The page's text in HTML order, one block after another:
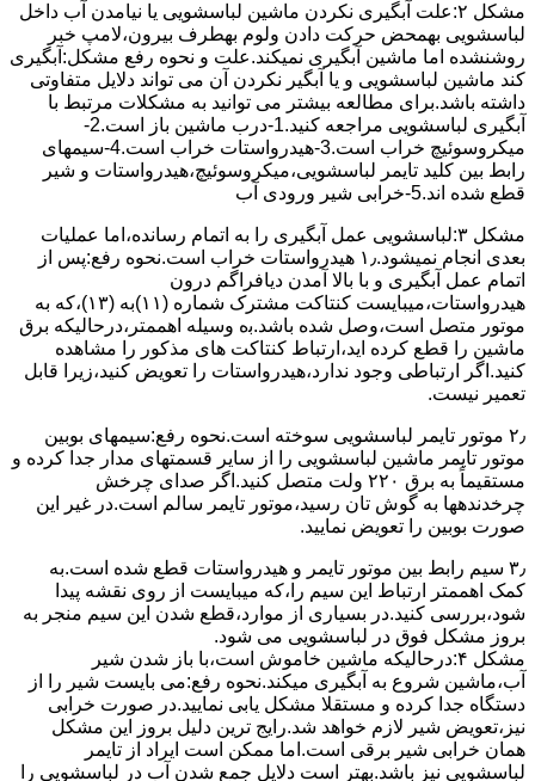
مشکل ۲:علت آبگیری نکردن ماشین لباسشویی یا نیامدن آب داخل
لباسشویی بهمحض ﺣﺮﮐﺖ دادن وﻟﻮم بهطرف ﺑﯿﺮون،ﻻﻣﭗ ﺧﺒﺮ
روشنشده اﻣﺎ ﻣﺎﺷﯿﻦ آﺑﮕﯿﺮی نمیکند.ﻋﻠﺖ و نحوه رﻓﻊ مشکل:آبگیری
کند ماشین لباسشویی و یا آبگیر نکردن آن می تواند دلایل متفاوتی
داشته باشد.برای مطالعه بیشتر می توانید به مشکلات مرتبط با
آبگیری لباسشویی مراجعه کنید.1-درب ﻣﺎﺷﯿﻦ ﺑﺎز اﺳﺖ.2-
ﻣﯿﮑﺮوﺳﻮﺋﯿﭻ ﺧﺮاب اﺳﺖ.3-ﻫﯿﺪرواﺳﺘﺎت ﺧﺮاب اﺳﺖ.4-سیمهای
راﺑﻂ ﺑﯿﻦ ﮐﻠﯿﺪ ﺗﺎﯾﻤﺮ لباسشویی،ﻣﯿﮑﺮوﺳﻮﺋﯿﭻ،ﻫﯿﺪرواﺳﺘﺎت و ﺷﯿﺮ
ﻗﻄﻊ ﺷﺪه اند.5-خرابی شیر ورودی آب
مشکل ۳:لباسشویی ﻋﻤﻞ آﺑﮕﯿﺮی را ﺑﻪ اﺗﻤﺎم رﺳﺎﻧﺪه،اﻣﺎ ﻋﻤﻠﯿﺎت
ﺑﻌﺪی اﻧﺠﺎم نمیشود.۱٫ ﻫﯿﺪرواﺳﺘﺎت ﺧﺮاب اﺳﺖ.نحوه رﻓﻊ:ﭘﺲ از
اﺗﻤﺎم عمل آﺑﮕﯿﺮی و ﺑﺎ ﺑﺎﻻ آﻣﺪن دﯾﺎﻓﺮاﮔﻢ درون
ﻫﯿﺪرواﺳﺘﺎت،میبایست ﮐﻨﺘﺎﮐﺖ ﻣﺸﺘﺮک شماره (۱۱)به (۱۳)،ﮐﻪ ﺑﻪ
ﻣﻮﺗﻮر ﻣﺘﺼﻞ اﺳﺖ،وﺻﻞ ﺷﺪه ﺑﺎﺷﺪ.ﺑه وسیله اهممتر،درحالیکه ﺑﺮق
ﻣﺎﺷﯿﻦ را ﻗﻄﻊ کرده اید،ارﺗﺒﺎط ﮐﻨﺘﺎﮐﺖ ﻫﺎی ﻣﺬﮐﻮر را ﻣﺸﺎﻫﺪه
کنید.اﮔﺮ ارﺗﺒﺎطی وجود ندارد،ﻫﯿﺪرواﺳﺘﺎت را ﺗﻌﻮﯾﺾ ﮐﻨﯿﺪ،زﯾﺮا قابل
ﺗﻌﻤﯿﺮ نیست.
۲٫ ﻣﻮﺗﻮر ﺗﺎﯾﻤﺮ لباسشویی ﺳﻮﺧﺘﻪ اﺳﺖ.نحوه رﻓﻊ:سیمهای ﺑﻮﺑﯿﻦ
ﻣﻮﺗﻮر ﺗﺎﯾﻤﺮ ماشین لباسشویی را از ﺳﺎﯾﺮ قسمتهای ﻣﺪار ﺟﺪا کرده و
مستقیماً ﺑﻪ برق ۲۲۰ وﻟﺖ ﻣﺘﺼﻞ کنید.اﮔﺮ ﺻﺪای ﭼﺮﺧﺶ
چرخدندهها به گوش تان رﺳﯿﺪ،ﻣﻮﺗﻮر ﺗﺎﯾﻤﺮ ﺳﺎﻟﻢ اﺳﺖ.در ﻏﯿﺮ اﯾﻦ
ﺻﻮرت ﺑﻮﺑﯿﻦ را ﺗﻌﻮﯾﺾ ﻧﻤﺎﯾﯿﺪ.
۳٫ ﺳﯿﻢ راﺑﻂ ﺑﯿﻦ ﻣﻮﺗﻮر ﺗﺎﯾﻤﺮ و ﻫﯿﺪرواﺳﺘﺎت ﻗﻄﻊ ﺷﺪه اﺳﺖ.به
کمک اهممتر ارﺗﺒﺎط اﯾﻦ ﺳﯿﻢ را،ﮐﻪ میبایست از روی ﻧﻘﺸﻪ ﭘﯿﺪا
ﺷﻮد،بررسی ﮐﻨﯿﺪ.در ﺑﺴﯿﺎری از موارد،ﻗﻄﻊ ﺷﺪن اﯾﻦ ﺳﯿﻢ ﻣﻨﺠﺮ ﺑﻪ
ﺑﺮوز مشکل ﻓﻮق در لباسشویی می شود.
مشکل ۴:درحالیکه ﻣﺎﺷﯿﻦ ﺧﺎﻣﻮش اﺳﺖ،ﺑﺎ ﺑﺎز ﺷﺪن ﺷﯿﺮ
آب،ﻣﺎﺷﯿﻦ ﺷﺮوع ﺑﻪ آﺑﮕﯿﺮی میکند.نحوه رﻓﻊ:می بایست ﺷﯿﺮ را از
دستگاه جدا کرده و مستقلا مشکل یابی نمایید.در صورت خرابی
نیز،تعویض شیر لازم خواهد شد.رایج ترین دلیل بروز این مشکل
همان خرابی شیر برقی است.اما ممکن است ایراد از تایمر
لباسشویی نیز باشد.بهتر است دلایل جمع شدن آب در لباسشویی را